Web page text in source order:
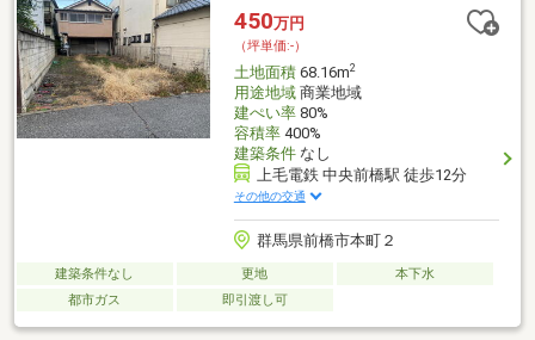
450万円
（坪単価:-）
土地面積68.16m2
用途地域商業地域
建ぺい率80%
容積率400%
建築条件なし
上毛電鉄 中央前橋駅 徒歩12分
その他の交通
群馬県前橋市本町２
建築条件なし 更地
本下水
都市ガス
即引渡し可